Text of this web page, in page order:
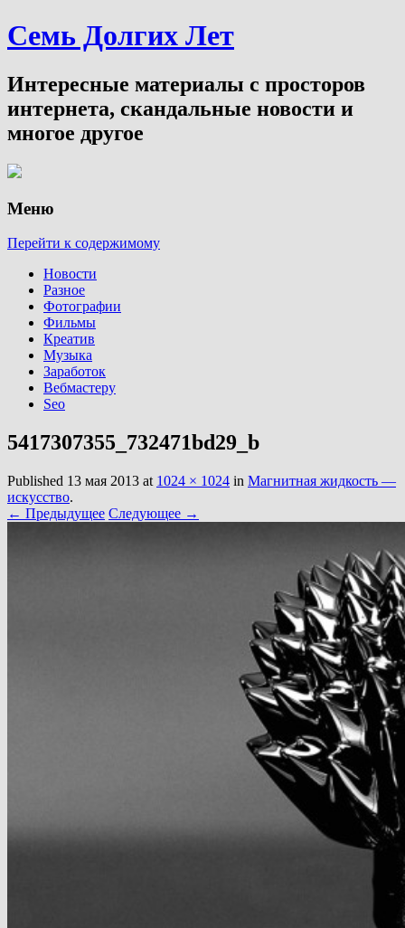
Семь Долгих Лет
Интересные материалы с просторов
интернета, скандальные новости и
многое другое
Меню
Перейти к содержимому
Новости
Разное
Фотографии
Фильмы
Креатив
Музыка
Заработок
Вебмастеру
Seo
5417307355_732471bd29_b
Published 13 мая 2013 at 1024 × 1024 in Магнитная жидкость —
искусство.
← Предыдущее Следующее →